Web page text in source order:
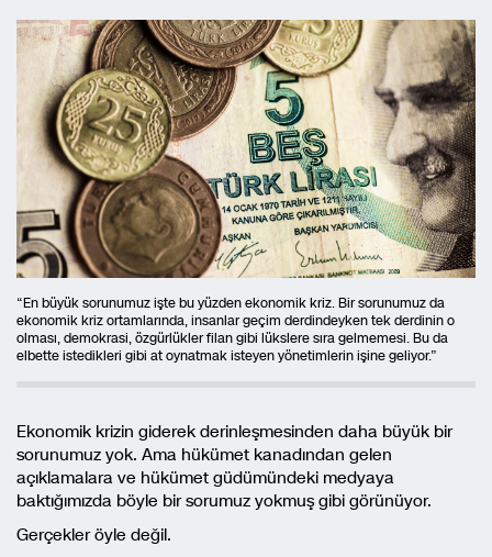
“En büyük sorunumuz işte bu yüzden ekonomik kriz. Bir sorunumuz da
ekonomik kriz ortamlarında, insanlar geçim derdindeyken tek derdinin o
olması, demokrasi, özgürlükler filan gibi lükslere sıra gelmemesi. Bu da
elbette istedikleri gibi at oynatmak isteyen yönetimlerin işine geliyor.”
Ekonomik krizin giderek derinleşmesinden daha büyük bir
sorunumuz yok. Ama hükümet kanadından gelen
açıklamalara ve hükümet güdümündeki medyaya
baktığımızda böyle bir sorumuz yokmuş gibi görünüyor.
Gerçekler öyle değil.